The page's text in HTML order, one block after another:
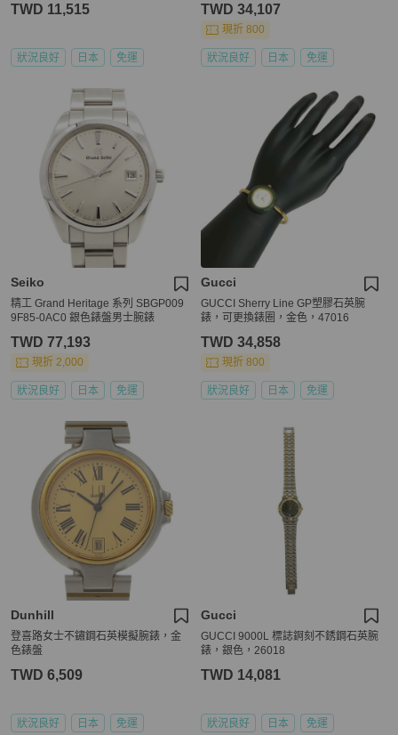
TWD 11,515
狀況良好 日本 免運
TWD 34,107
現折 800
狀況良好 日本 免運
Seiko
精工 Grand Heritage 系列 SBGP009
9F85-0AC0 銀色錶盤男士腕錶
TWD 77,193
現折 2,000
狀況良好 日本 免運
Gucci
GUCCI Sherry Line GP塑膠石英腕
錶，可更換錶圈，金色，47016
TWD 34,858
現折 800
狀況良好 日本 免運
Dunhill
登喜路女士不鏽鋼石英模擬腕錶，金
色錶盤
TWD 6,509
狀況良好 日本 免運
Gucci
GUCCI 9000L 標誌錒刻不銹鋼石英腕
錶，銀色，26018
TWD 14,081
狀況良好 日本 免運